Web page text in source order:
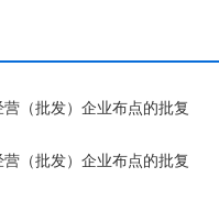
（批发）企业布点的批复
（批发）企业布点的批复